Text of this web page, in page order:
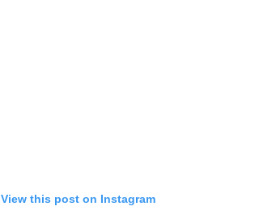
View this post on Instagram